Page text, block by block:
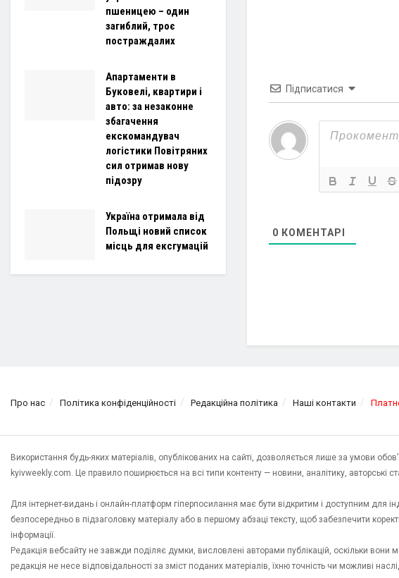
Підписатися
0 КОМЕНТАРІ
пшеницею – один
загиблий, троє
постраждалих
Апартаменти в
Буковелі, квартири і
авто: за незаконне
збагачення
екскомандувач
логістики Повітряних
сил отримав нову
підозру
Україна отримала від
Польщі новий список
місць для ексгумацій
Про нас Політика конфіденційності Редакційна політика Наші контакти
Використання будь-яких матеріалів, опублікованих на сайті, дозволяється лише за умови
kyivweekly.com. Це правило поширюється на всі типи контенту — новини, аналітику, авторські
Для інтернет-видань і онлайн-платформ гіперпосилання має бути відкритим і доступним
безпосередньо в підзаголовку матеріалу або в першому абзаці тексту, щоб забезпечити
інформації.
Редакція вебсайту не завжди поділяє думки, висловлені авторами публікацій, оскільки вони
редакція не несе відповідальності за зміст поданих матеріалів, їхню точність чи можливі